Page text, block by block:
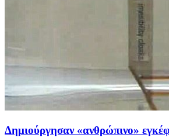
Δημιούργησαν «ανθρώπινο»